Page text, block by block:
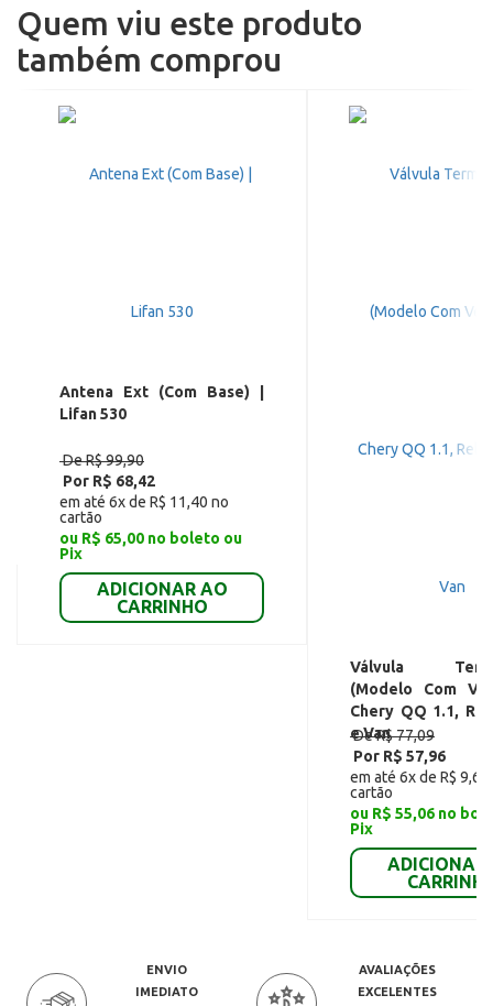
Quem viu este produto
também comprou
Antena Ext (Com Base) |
Lifan 530
De R$ 99,90
Por R$ 68,42
em até 6x de R$ 11,40 no
cartão
ou R$ 65,00 no boleto ou
Pix
ADICIONAR AO
CARRINHO
Válvula
(Modelo Com
Chery QQ 1.1,
e Van
De R$ 77,09
Por R$ 57,96
em até 6x de R$
cartão
ou R$ 55,06 no
Pix
ADICIONAR
ENVIO
IMEDIATO
AVALIAÇÕES
EXCELENTES